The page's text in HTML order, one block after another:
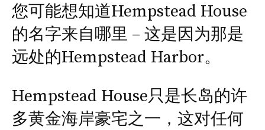
您可能想知道Hempstead House
的名字来自哪里 – 这是因为那是
远处的Hempstead Harbor。
Hempstead House只是长岛的许
多黄金海岸豪宅之一，这对任何